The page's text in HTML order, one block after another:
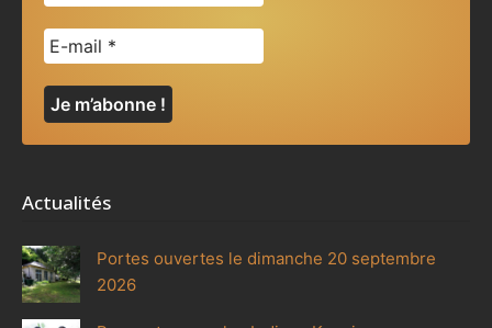
Actualités
Portes ouvertes le dimanche 20 septembre
2026